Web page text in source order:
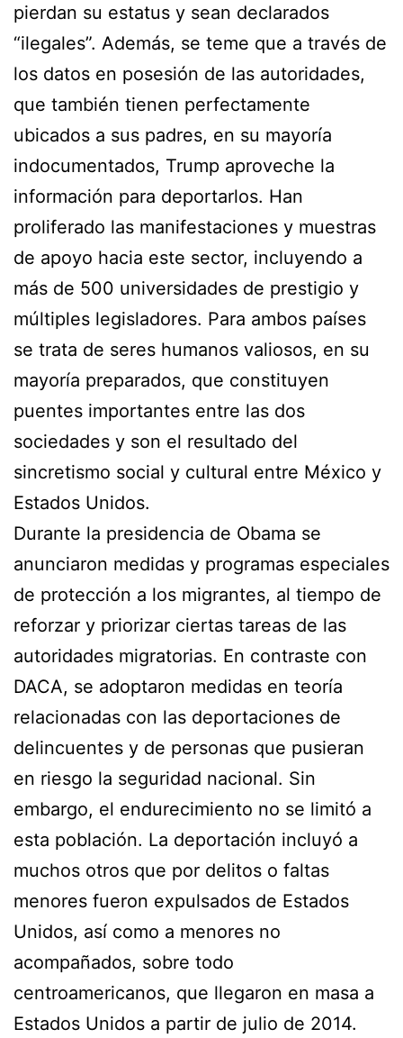
pierdan su estatus y sean declarados
“ilegales”. Además, se teme que a través de
los datos en posesión de las autoridades,
que también tienen perfectamente
ubicados a sus padres, en su mayoría
indocumentados, Trump aproveche la
información para deportarlos. Han
proliferado las manifestaciones y muestras
de apoyo hacia este sector, incluyendo a
más de 500 universidades de prestigio y
múltiples legisladores. Para ambos países
se trata de seres humanos valiosos, en su
mayoría preparados, que constituyen
puentes importantes entre las dos
sociedades y son el resultado del
sincretismo social y cultural entre México y
Estados Unidos.
Durante la presidencia de Obama se
anunciaron medidas y programas especiales
de protección a los migrantes, al tiempo de
reforzar y priorizar ciertas tareas de las
autoridades migratorias. En contraste con
DACA, se adoptaron medidas en teoría
relacionadas con las deportaciones de
delincuentes y de personas que pusieran
en riesgo la seguridad nacional. Sin
embargo, el endurecimiento no se limitó a
esta población. La deportación incluyó a
muchos otros que por delitos o faltas
menores fueron expulsados de Estados
Unidos, así como a menores no
acompañados, sobre todo
centroamericanos, que llegaron en masa a
Estados Unidos a partir de julio de 2014.